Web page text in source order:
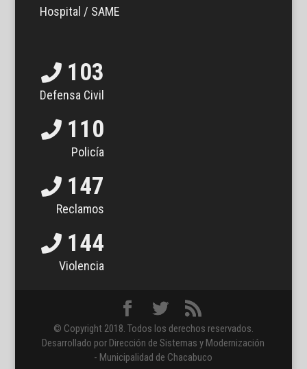
Hospital / SAME
103
Defensa Civil
110
Policía
147
Reclamos
144
Violencia
© Copyright 2018. Todos los derechos reservados.
Desarrollado por Dirección de Sistemas y Modernización
- Municipalidad de Chacabuco